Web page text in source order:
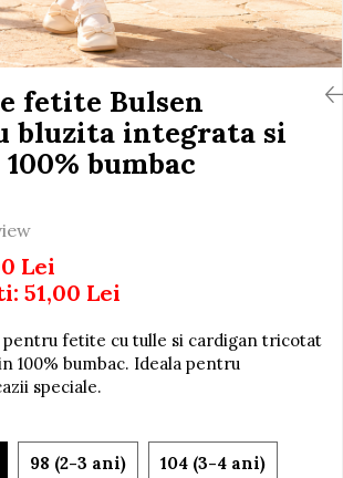
si
bucatarii
mamici
fetite Bulsen
bluzita integrata si
bumbac
Lei
51,00 Lei
pentru fetite cu tulle si cardigan tricotat
100% bumbac. Ideala pentru
speciale.
98 (2-3 ani) 104 (3-4 ani)